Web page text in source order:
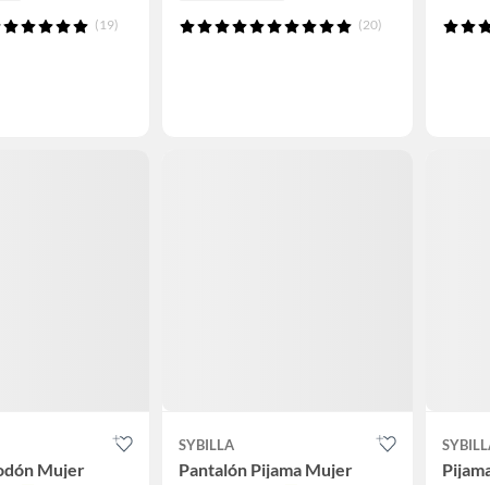
(19) (20)
Mujer
SYBILLA
Pantalón Pijama Mujer